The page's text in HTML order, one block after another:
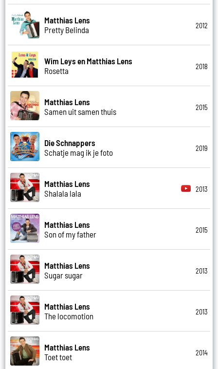
Matthias Lens
Pretty Belinda
2012
Wim Leys en Matthias Lens
Rosetta
2018
Matthias Lens
Samen uit samen thuis
2015
Die Schnappers
Schatje mag ik je foto
2019
Matthias Lens
Shalala lala
2013
Matthias Lens
Son of my father
2015
Matthias Lens
Sugar sugar
2013
Matthias Lens
The locomotion
2013
Matthias Lens
Toet toet
2014